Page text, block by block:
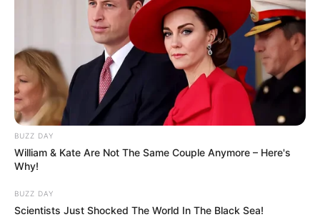
BUZZ DAY
William & Kate Are Not The Same Couple Anymore – Here's
Why!
BUZZ DAY
Scientists Just Shocked The World In The Black Sea!